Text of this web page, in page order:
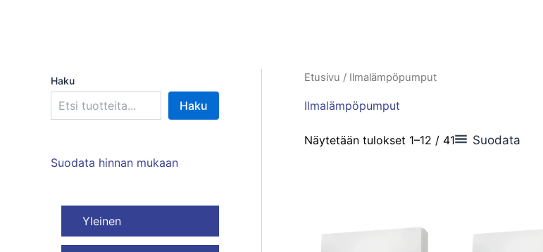
Haku
Haku
Suodata hinnan mukaan
Yleinen
Etusivu / Ilmalämpöpumput
Ilmalämpöpumput
Näytetään tulokset 1–12 / 41 Suodata